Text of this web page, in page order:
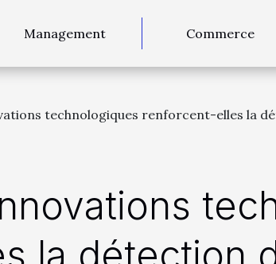
Management Commerce
technologiques renforcent-elles la